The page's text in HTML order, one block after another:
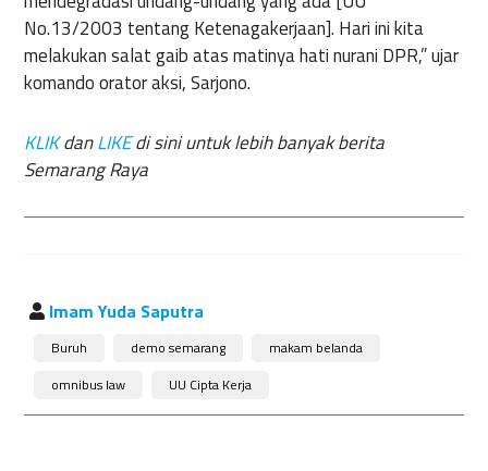
No.13/2003 tentang Ketenagakerjaan]. Hari ini kita
melakukan salat gaib atas matinya hati nurani DPR,” ujar
komando orator aksi, Sarjono.
KLIKdanLIKEdi sini untuk lebih banyak berita
Semarang Raya
Imam Yuda Saputra
Buruh demo semarang
makam belanda
omnibus law
UU Cipta Kerja